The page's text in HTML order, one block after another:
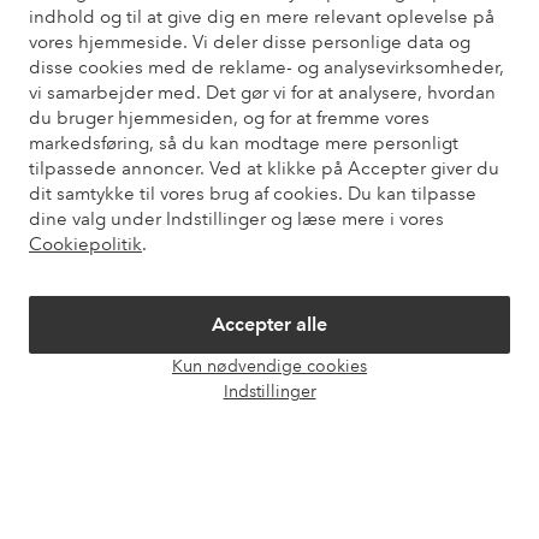
indhold og til at give dig en mere relevant oplevelse på
vores hjemmeside. Vi deler disse personlige data og
disse cookies med de reklame- og analysevirksomheder,
vi samarbejder med. Det gør vi for at analysere, hvordan
du bruger hjemmesiden, og for at fremme vores
markedsføring, så du kan modtage mere personligt
tilpassede annoncer. Ved at klikke på Accepter giver du
dit samtykke til vores brug af cookies. Du kan tilpasse
dine valg under Indstillinger og læse mere i vores
Cookiepolitik.
Accepter alle
Kun nødvendige cookies
Indstillinger
Mine sider
Om Ellos
Vores tjenester